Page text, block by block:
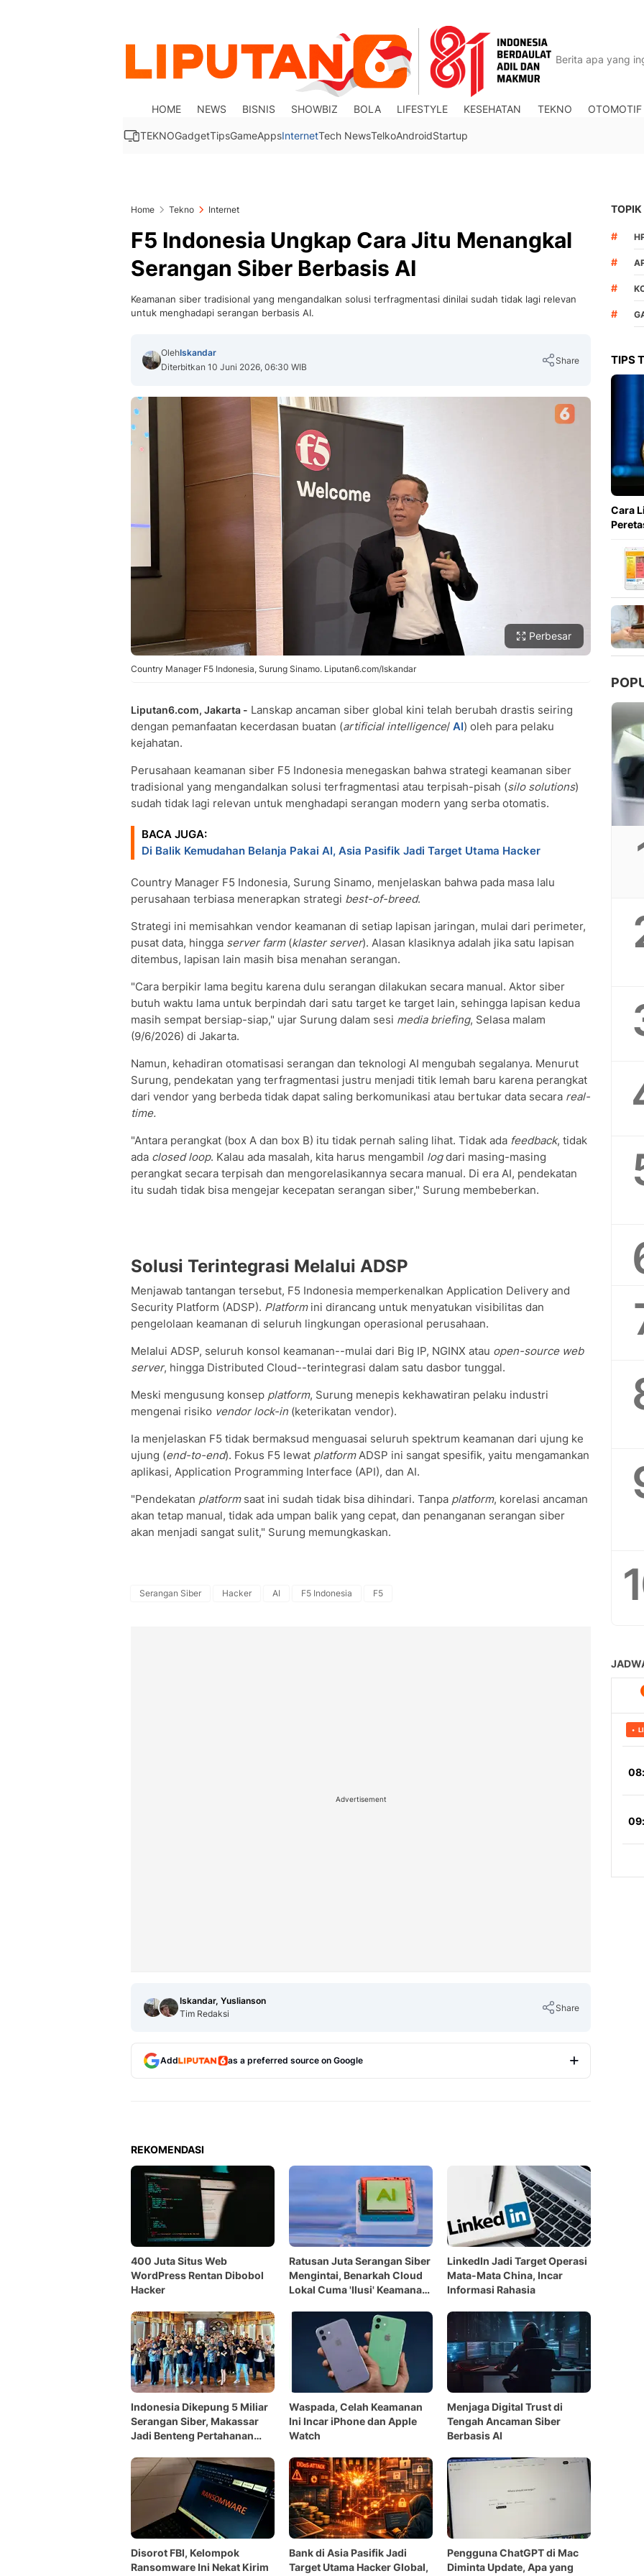
HOME NEWS BISNIS SHOWBIZ BOLA LIFESTYLE KESEHATAN TEKNO OTOMOTIF
TEKNOGadgetTipsGameAppsInternetTech NewsTelkoAndroidStartup
Home Tekno Internet
F5 Indonesia Ungkap Cara Jitu Menangkal
Serangan Siber Berbasis AI
Keamanan siber tradisional yang mengandalkan solusi terfragmentasi dinilai sudah tidak lagi relevan
untuk menghadapi serangan berbasis AI.
OlehIskandar
Diterbitkan 10 Juni 2026, 06:30 WIB
Share
Perbesar
Country Manager F5 Indonesia, Surung Sinamo. Liputan6.com/Iskandar
Liputan6.com, Jakarta - Lanskap ancaman siber global kini telah berubah drastis seiring
dengan pemanfaatan kecerdasan buatan (artificial intelligence/ AI) oleh para pelaku
kejahatan.
Perusahaan keamanan siber F5 Indonesia menegaskan bahwa strategi keamanan siber
tradisional yang mengandalkan solusi terfragmentasi atau terpisah-pisah (silo solutions)
sudah tidak lagi relevan untuk menghadapi serangan modern yang serba otomatis.
BACA JUGA:
Di Balik Kemudahan Belanja Pakai AI, Asia Pasifik Jadi Target Utama Hacker
Country Manager F5 Indonesia, Surung Sinamo, menjelaskan bahwa pada masa lalu
perusahaan terbiasa menerapkan strategi best-of-breed.
Strategi ini memisahkan vendor keamanan di setiap lapisan jaringan, mulai dari perimeter,
pusat data, hingga server farm (klaster server). Alasan klasiknya adalah jika satu lapisan
ditembus, lapisan lain masih bisa menahan serangan.
"Cara berpikir lama begitu karena dulu serangan dilakukan secara manual. Aktor siber
butuh waktu lama untuk berpindah dari satu target ke target lain, sehingga lapisan kedua
masih sempat bersiap-siap," ujar Surung dalam sesi media briefing, Selasa malam
(9/6/2026) di Jakarta.
Namun, kehadiran otomatisasi serangan dan teknologi AI mengubah segalanya. Menurut
Surung, pendekatan yang terfragmentasi justru menjadi titik lemah baru karena perangkat
dari vendor yang berbeda tidak dapat saling berkomunikasi atau bertukar data secara real-
time.
"Antara perangkat (box A dan box B) itu tidak pernah saling lihat. Tidak ada feedback, tidak
ada closed loop. Kalau ada masalah, kita harus mengambil logdari masing-masing
perangkat secara terpisah dan mengorelasikannya secara manual. Di era AI, pendekatan
itu sudah tidak bisa mengejar kecepatan serangan siber," Surung membeberkan.
Solusi Terintegrasi Melalui ADSP
Menjawab tantangan tersebut, F5 Indonesia memperkenalkan Application Delivery and
Security Platform (ADSP). Platformini dirancang untuk menyatukan visibilitas dan
pengelolaan keamanan di seluruh lingkungan operasional perusahaan.
Melalui ADSP, seluruh konsol keamanan--mulai dari Big IP, NGINX atau open-source web
server, hingga Distributed Cloud--terintegrasi dalam satu dasbor tunggal.
Meski mengusung konsep platform, Surung menepis kekhawatiran pelaku industri
mengenai risiko vendor lock-in (keterikatan vendor).
Ia menjelaskan F5 tidak bermaksud menguasai seluruh spektrum keamanan dari ujung ke
ujung (end-to-end). Fokus F5 lewat platformADSP ini sangat spesifik, yaitu mengamankan
aplikasi, Application Programming Interface (API), dan AI.
"Pendekatan platformsaat ini sudah tidak bisa dihindari. Tanpa platform, korelasi ancaman
akan tetap manual, tidak ada umpan balik yang cepat, dan penanganan serangan siber
akan menjadi sangat sulit," Surung memungkaskan.
Serangan Siber Hacker AI F5 Indonesia F5
Advertisement
Iskandar, Yuslianson
Tim Redaksi
Share
Add as a preferred source on Google
REKOMENDASI
400 Juta Situs Web
WordPress Rentan Dibobol
Hacker
Ratusan Juta Serangan Siber
Mengintai, Benarkah Cloud
Lokal Cuma 'Ilusi' Keamanan
LinkedIn Jadi Target Operasi
Mata-Mata China, Incar
Informasi Rahasia
Indonesia Dikepung 5 Miliar
Serangan Siber, Makassar
Jadi Benteng Pertahanan
Waspada, Celah Keamanan
Ini Incar iPhone dan Apple
Watch
Menjaga Digital Trust di
Tengah Ancaman Siber
Berbasis AI
Disorot FBI, Kelompok
Ransomware Ini Nekat Kirim
Bank di Asia Pasifik Jadi
Target Utama Hacker Global,
Pengguna ChatGPT di Mac
Diminta Update, Apa yang
TOPIK
#
#
#
#
TIPS
Cara